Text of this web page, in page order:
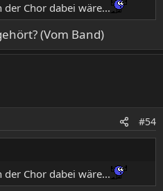
der Chor dabei wäre...
(Vom Band)
#54
der Chor dabei wäre...